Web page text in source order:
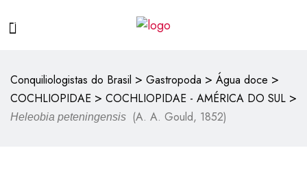
Conquiliologistas do Brasil > Gastropoda > Água doce >
COCHLIOPIDAE > COCHLIOPIDAE - AMÉRICA DO SUL >
Heleobia peteningensis (A. A. Gould, 1852)